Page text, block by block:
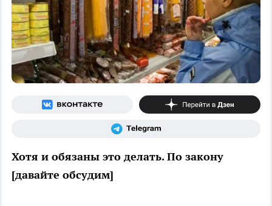
Хотя и обязаны это делать. По закону
[давайте обсудим]